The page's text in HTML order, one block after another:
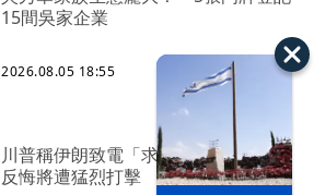
15間吳家企業
2026.08.05 18:55
川普稱伊朗致電「求談判」 警告再
反悔將遭猛烈打擊